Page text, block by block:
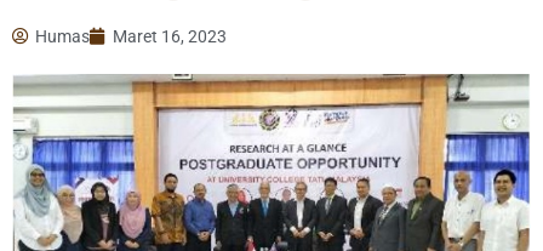
Humas Maret 16, 2023